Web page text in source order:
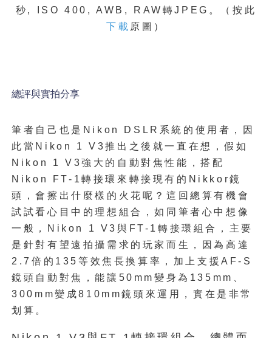
秒, ISO 400, AWB, RAW轉JPEG。（按此
下載 原圖）
總評與實拍分享
筆者自己也是Nikon DSLR系統的使用者，因
此當Nikon 1 V3推出之後就一直在想，假如
Nikon 1 V3強大的自動對焦性能，搭配
Nikon FT-1轉接環來轉接現有的Nikkor鏡
頭，會擦出什麼樣的火花呢？這回總算有機會
試試看心目中的理想組合，如同筆者心中想像
一般，Nikon 1 V3與FT-1轉接環組合，主要
是針對有望遠拍攝需求的玩家而生，因為高達
2.7倍的135等效焦長換算率，加上支援AF-S
鏡頭自動對焦，能讓50mm變身為135mm、
300mm變成810mm鏡頭來運用，實在是非常
划算。